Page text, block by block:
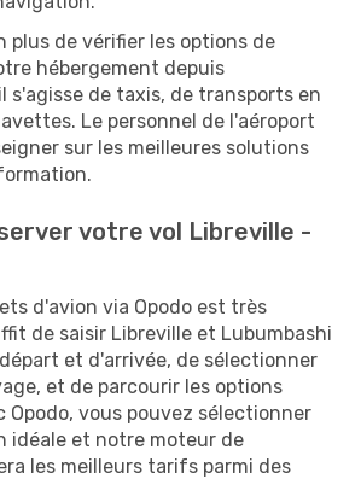
plus de vérifier les options de
hébergement depuis
s'agisse de taxis, de transports en
Le personnel de l'aéroport
sur les meilleures solutions
votre vol Libreville -
d'avion via Opodo est très
de saisir Libreville et Lubumbashi
et d'arrivée, de sélectionner
et de parcourir les options
Opodo, vous pouvez sélectionner
idéale et notre moteur de
les meilleurs tarifs parmi des